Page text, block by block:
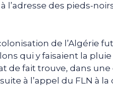
l’adresse des pieds-
de l’Algérie
qui y faisaient la
de fait trouve, dans
à l’appel du FLN à